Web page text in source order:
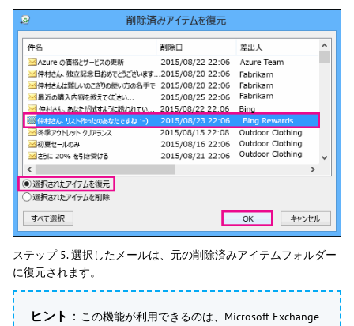
ステップ 5. 選択したメールは、元の削除済みアイテムフォルダー
に復元されます。
ヒント ： この機能が利用できるのは、Microsoft Exchange